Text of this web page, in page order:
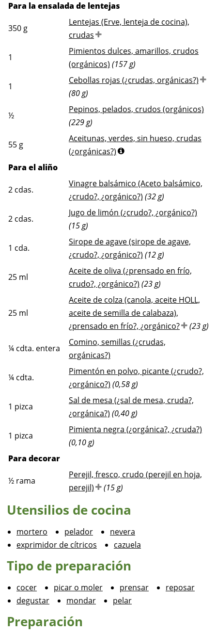
Para la ensalada de lentejas
350 g
Lentejas (Erve, lenteja de cocina),
crudas
1
Pimientos dulces, amarillos, crudos
(orgánicos) (157 g)
1
Cebollas rojas (¿crudas, orgánicas?)
(80 g)
½
Pepinos, pelados, crudos (orgánicos)
(229 g)
55 g
Aceitunas, verdes, sin hueso, crudas
(¿orgánicas?)
Para el aliño
2 cdas.
Vinagre balsámico (Aceto balsámico,
¿crudo?, ¿orgánico?) (32 g)
2 cdas.
Jugo de limón (¿crudo?, ¿orgánico?)
(15 g)
1 cda.
Sirope de agave (sirope de agave,
¿crudo?, ¿orgánico?) (12 g)
25 ml
Aceite de oliva (¿prensado en frío,
crudo?, ¿orgánico?) (23 g)
25 ml
Aceite de colza (canola, aceite HOLL,
aceite de semilla de calabaza),
¿prensado en frío?, ¿orgánico?
(23 g)
¼ cdta. entera
Comino, semillas (¿crudas,
orgánicas?)
¼ cdta.
Pimentón en polvo, picante (¿crudo?,
¿orgánico?) (0,58 g)
1 pizca
Sal de mesa (¿sal de mesa, cruda?,
¿orgánica?) (0,40 g)
1 pizca
Pimienta negra (¿orgánica?, ¿cruda?)
(0,10 g)
Para decorar
½ rama
Perejil, fresco, crudo (perejil en hoja,
perejil)
(15 g)
Utensilios de cocina
mortero pelador
nevera
exprimidor de cítricos
cazuela
Tipo de preparación
cocer picar o moler prensar
reposar
degustar
mondar pelar
Preparación